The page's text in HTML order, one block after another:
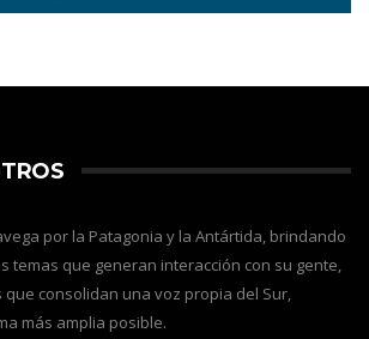
por la Patagonia y la Antártida, brindando
temas que generan interacción con su gente,
consolidan una voz propia del Sur,
más amplia posible.